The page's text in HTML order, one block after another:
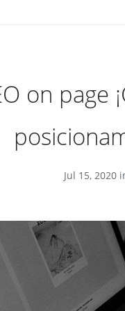
on page
Jul 15, 2020